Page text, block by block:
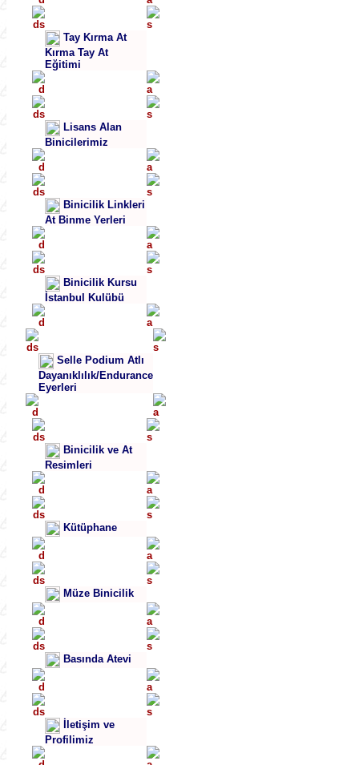
Tay Kırma At
Kırma Tay At
Eğitimi
Lisans Alan
Binicilerimiz
Binicilik Linkleri
At Binme Yerleri
Binicilik Kursu
İstanbul Kulübü
Selle Podium Atlı
Dayanıklılık/Endurance
Eyerleri
Binicilik ve At
Resimleri
Kütüphane
Müze Binicilik
Basında Atevi
İletişim ve
Profilimiz